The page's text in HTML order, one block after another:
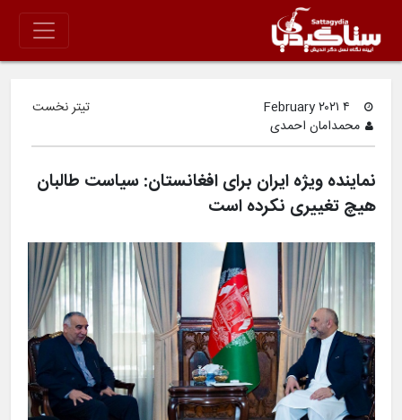
محمدامان احمدی
تیتر نخست
نماینده ویژه ایران برای افغانستان: سیاست طالبان
هیچ تغییری نکرده است